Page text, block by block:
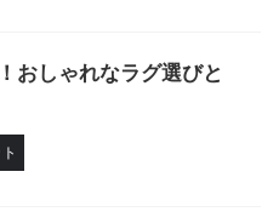
おしゃれなラグ選びと